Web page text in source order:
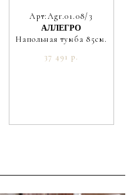
Арт:Agr.01.08/3
АЛЛЕГРО
Напольная тумба 85см.
37 491 р.